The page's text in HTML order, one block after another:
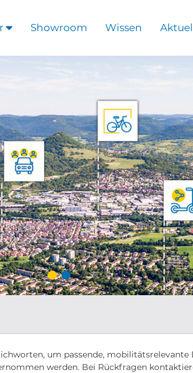
Showroom Wissen
um passende,
werden. Bei Rückfragen